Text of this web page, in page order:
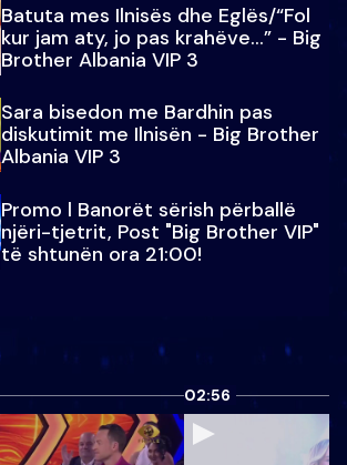
Batuta mes Ilnisës dhe Eglës/“Fol
kur jam aty, jo pas krahëve…” - Big
Brother Albania VIP 3
Sara bisedon me Bardhin pas
diskutimit me Ilnisën - Big Brother
Albania VIP 3
Promo l Banorët sërish përballë
njëri-tjetrit, Post "Big Brother VIP"
të shtunën ora 21:00!
02:56